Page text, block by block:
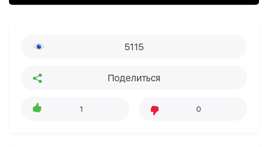
5115
Поделиться
1 0